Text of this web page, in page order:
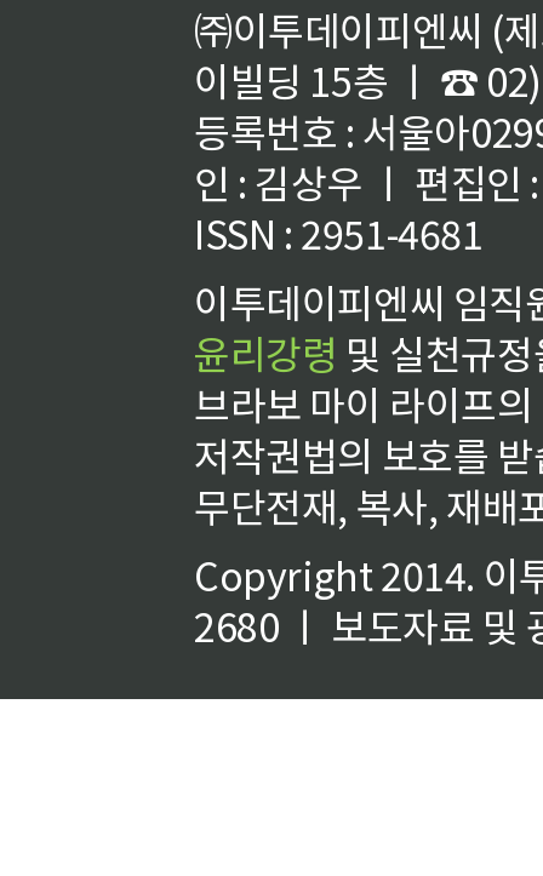
㈜이투데이피엔씨 (
이빌딩 15층 ㅣ ☎
등록번호 : 서울아
인 : 김상우 ㅣ 편집인
ISSN : 2951-4681
이투데이피엔씨 임
윤리강령 및 실천규
브라보 마이 라이프
저작권법의 보호를
무단전재, 복사, 재배
Copyright 2014. 이
2680 ㅣ 보도자료